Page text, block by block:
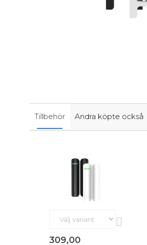
Tillbehör Andra köpte också
309,00